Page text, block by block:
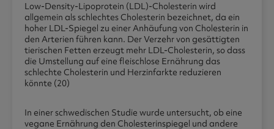
Low-Density-Lipoprotein (LDL)-Cholesterin wird
allgemein als schlechtes Cholesterin bezeichnet, da ein
hoher LDL-Spiegel zu einer Anhäufung von Cholesterin in
den Arterien führen kann. Der Verzehr von gesättigten
tierischen Fetten erzeugt mehr LDL-Cholesterin, so dass
die Umstellung auf eine fleischlose Ernährung das
schlechte Cholesterin und Herzinfarkte reduzieren
könnte (20)
In einer schwedischen Studie wurde untersucht, ob eine
vegane Ernährung den Cholesterinspiegel und andere